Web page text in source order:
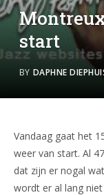
start
BY DAPHNE
Vandaag gaat het
weer van start. Al
dat zijn er nogal
wordt er al lang